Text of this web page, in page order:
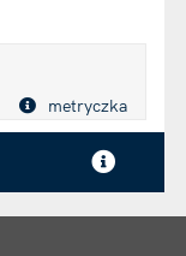
metryczka